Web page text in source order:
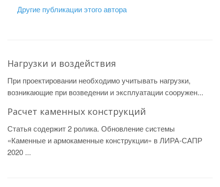
Другие публикации этого автора
Нагрузки и воздействия
При проектировании необходимо учитывать нагрузки,
возникающие при возведении и эксплуатации сооружен...
Расчет каменных конструкций
Статья содержит 2 ролика. Обновление системы
«Каменные и армокаменные конструкции» в ЛИРА-САПР
2020 ...